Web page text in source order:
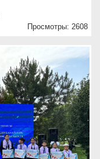
Просмотры: 2608